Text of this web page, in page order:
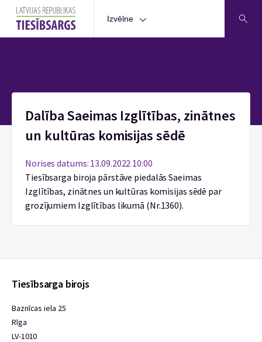
Izvēlne
Dalība Saeimas Izglītības, zinātnes
un kultūras komisijas sēdē
Norises datums: 13.09.2022 10:00
Tiesībsarga biroja pārstāve piedalās Saeimas
Izglītības, zinātnes un kultūras komisijas sēdē par
grozījumiem Izglītības likumā (Nr.1360).
Tiesībsarga birojs
Baznīcas iela 25
Rīga
LV-1010